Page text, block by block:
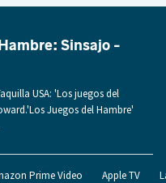
Sinsajo -
USA: 'Los juegos del
Juegos del Hambre'
Prime Video Apple TV